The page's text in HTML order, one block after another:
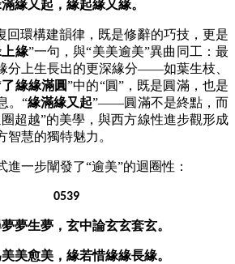
緣又起，緣起緣又緣。
回環構建韻律，既是修辭的巧技，更是
緣”一句，與“美美逾美”異曲同工：最
分上生長出的更深緣分——如葉生枝、
了緣緣滿圓”中的“圓”，既是圓滿，也是
。“緣滿緣又起”——圓滿不是終點，而
超越”的美學，與西方線性進步觀形成
慧的獨特魅力。
進一步闡發了“逾美”的迴圈性：
0539
夢生夢，玄中論玄玄套玄。
美愈美，緣若惜緣緣長緣。